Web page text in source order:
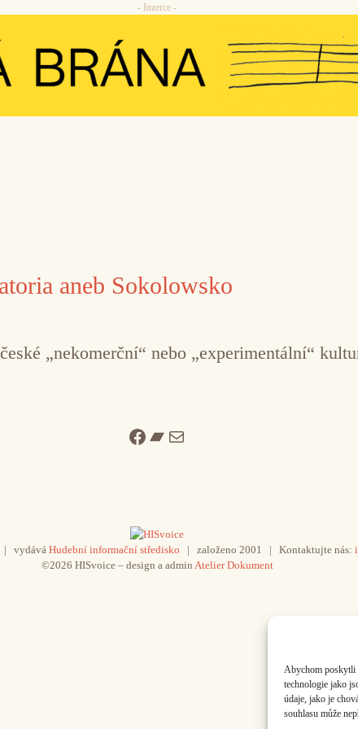
Abychom poskytli
technologie jako
údaje, jako je
souhlasu může
- Inzerce -
aneb Sokolowsko
„nekomerční“ nebo „experimentální“
Facebook
Bandcamp
Mail
| vydává Hudební informační středisko | založeno 2001 | Kontaktujte nás:
©2026 HISvoice – design a admin Atelier Dokument